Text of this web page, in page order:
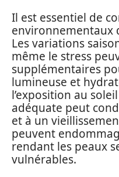
Il est essentiel de
environnementaux
Les variations
même le stress
supplémentaires
lumineuse et
l’exposition au
adéquate peut
et à un
peuvent
rendant les peaux
vulnérables.